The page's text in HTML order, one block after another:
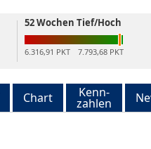
52 Wochen Tief/Hoch
6.316,91 PKT 7.793,68 PKT
Chart Kenn-
zahlen